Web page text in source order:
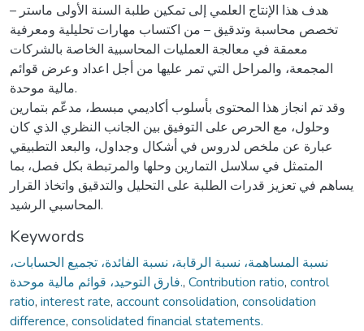
هدف هذا الإنتاج العلمي إلى تمكين طلبة السنة الأولى ماستر –
تخصص محاسبة وتدقيق – من اكتساب مهارات تحليلية ومعرفية
معمقة في معالجة العمليات المحاسبية الخاصة بالشركات
المجمعة، والمراحل التي تمر عليها من أجل اعداد وعرض قوائم
مالية موحدة.
وقد تم انجاز هذا المحتوى بأسلوب أكاديمي مبسط، مدعّم بتمارين
وحلول، مع الحرص على التوفيق بين الجانب النظري الذي كان
عبارة عن ملخص لدروس في أشكال وجداول، والبعد التطبيقي
المتمثل في سلاسل التمارين وحلها والمرتبطة بكل فصل، بما
يساهم في تعزيز قدرات الطلبة على التحليل والتدقيق واتخاذ القرار
المحاسبي الرشيد.
Keywords
نسبة المساهمة، نسبة الرقابة، نسبة الفائدة، تجميع الحسابات،
فارق التوحيد، قوائم مالية موحدة., Contribution ratio, control
ratio, interest rate, account consolidation, consolidation
difference, consolidated financial statements.